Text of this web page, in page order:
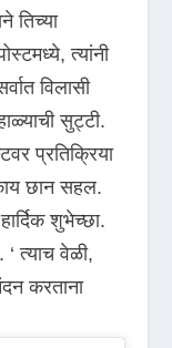
तिच्या
त्यांनी
विलासी
सुट्टी.
प्रतिक्रिया
छान सहल.
शुभेच्छा.
‘ त्याच वेळी,
करताना